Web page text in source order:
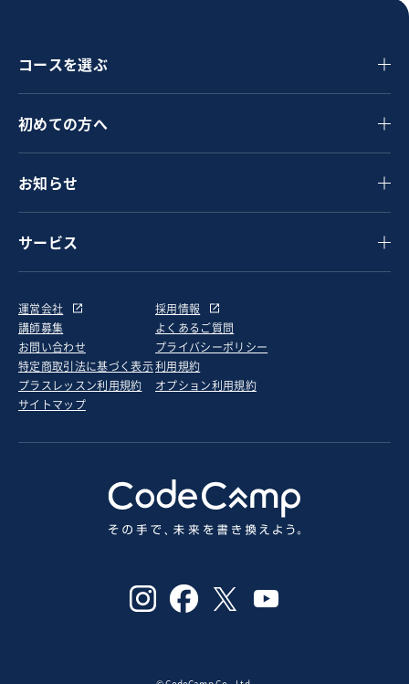
コースを選ぶ
初めての方へ
お知らせ
サービス
運営会社
採用情報
講師募集
よくあるご質問
お問い合わせ
プライバシーポリシー
特定商取引法に基づく表示利用規約
プラスレッスン利用規約
オプション利用規約
サイトマップ